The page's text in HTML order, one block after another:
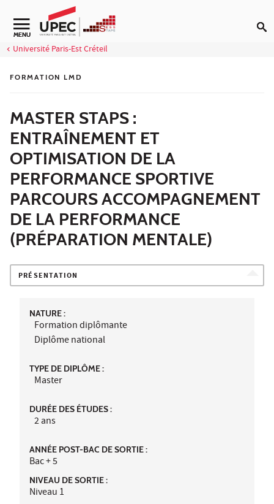
Aller au contenu
Navigation secondaire
MENU
Université Paris-Est Créteil
FORMATION LMD
MASTER STAPS :
ENTRAÎNEMENT ET
OPTIMISATION DE LA
PERFORMANCE SPORTIVE
PARCOURS ACCOMPAGNEMENT
DE LA PERFORMANCE
(PRÉPARATION MENTALE)
PRÉSENTATION
NATURE :
Formation diplômante
Diplôme national
TYPE DE DIPLÔME :
Master
DURÉE DES ÉTUDES :
2 ans
ANNÉE POST-BAC DE SORTIE :
Bac + 5
NIVEAU DE SORTIE :
Niveau 1